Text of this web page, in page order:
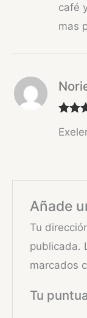
café
mas
con 5
Añade
Tu
publicada.
marcados
Tu